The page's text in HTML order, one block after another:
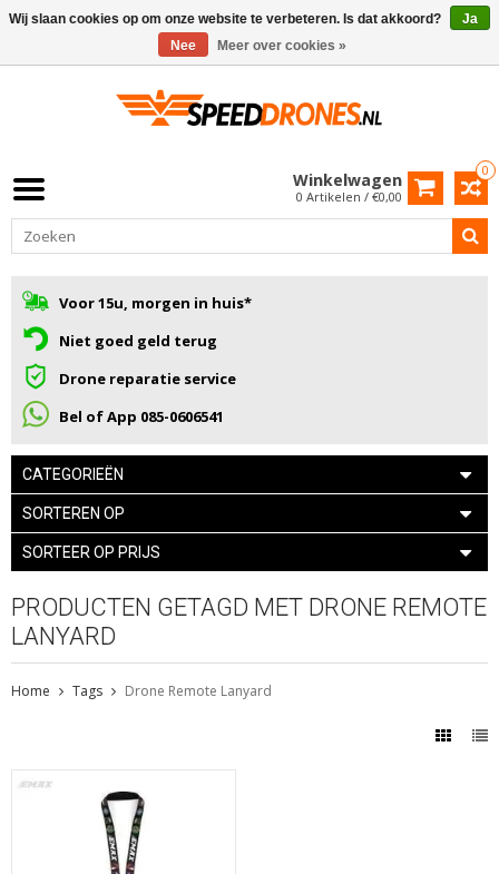
0
Winkelwagen
0 Artikelen / €0,00
Voor 15u, morgen in huis*
Niet goed geld terug
Drone reparatie service
Bel of App 085-0606541
CATEGORIEËN
SORTEREN OP
SORTEER OP PRIJS
PRODUCTEN GETAGD MET DRONE REMOTE
LANYARD
Home Tags Drone Remote Lanyard
Wij slaan cookies op om onze website te verbeteren. Is dat akkoord?
Ja
Nee
Meer over cookies »